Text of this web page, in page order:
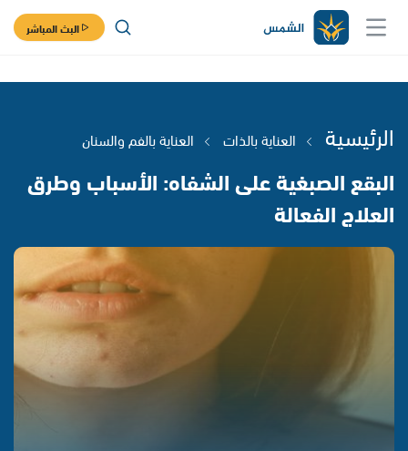
البث المباشر
الرئيسية العناية بالذات العناية بالفم والسنان
البقع الصبغية على الشفاه: الأسباب وطرق
العلاج الفعالة